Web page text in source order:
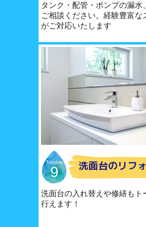
タンク・配管・ポンプの漏水
ご相談ください。経験豊富な
がご対応いたします
Trouble
9 洗面台のリフ
洗面台の入れ替えや修繕もト
行えます！